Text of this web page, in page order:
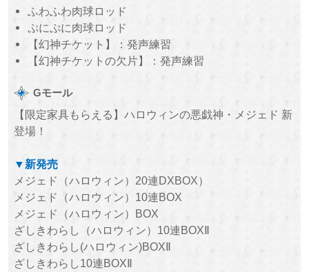
ふわふわ肉球ロッド
ぷにぷに肉球ロッド
【幻神チケット】：発声練習
【幻神チケットの欠片】：発声練習
Gモール
【限定家具もらえる】ハロウィンの悪戯神・メジェド 新
登場！
▼新発売
メジェド（ハロウィン）20連DXBOX）
メジェド（ハロウィン）10連BOX
メジェド（ハロウィン）BOX
ざしきわらし（ハロウィン）10連BOXⅡ
ざしきわらし(ハロウィン)BOXⅡ
ざしきわらし10連BOXⅡ